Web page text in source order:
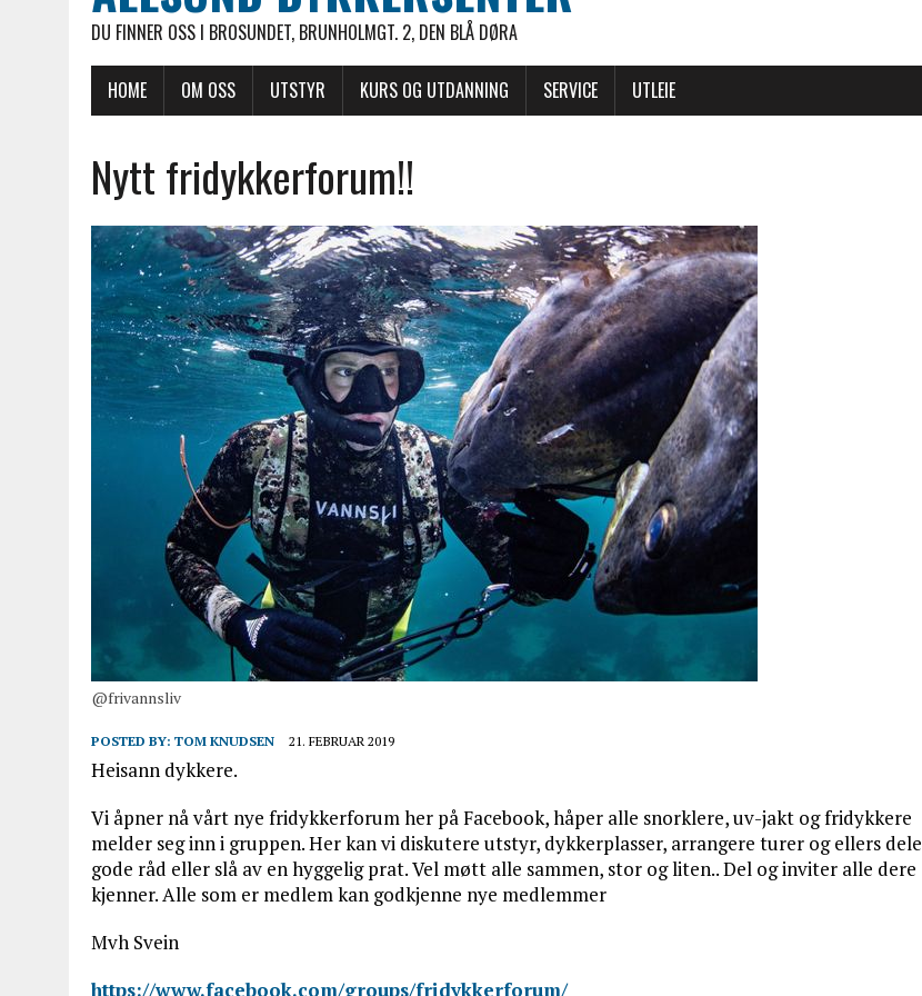
DU FINNER OSS I BROSUNDET, BRUNHOLMGT. 2, DEN BLÅ DØRA
HOME OM OSS UTSTYR KURS OG UTDANNING SERVICE UTLEIE
Nytt fridykkerforum!!
@frivannsliv
POSTED BY: TOM KNUDSEN 21. FEBRUAR 2019
Heisann dykkere.
Vi åpner nå vårt nye fridykkerforum her på Facebook, håper alle snorklere, uv-jakt og fridykkere
melder seg inn i gruppen. Her kan vi diskutere utstyr, dykkerplasser, arrangere turer og ellers dele
gode råd eller slå av en hyggelig prat. Vel møtt alle sammen, stor og liten.. Del og inviter alle dere
kjenner. Alle som er medlem kan godkjenne nye medlemmer
Mvh Svein
https://www.facebook.com/groups/fridykkerforum/